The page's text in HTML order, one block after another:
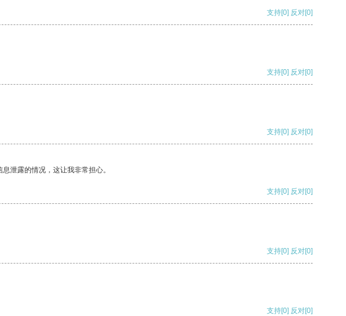
支持[0] 反对[0]
支持[0] 反对[0]
支持[0] 反对[0]
泄露的情况，这让我非常担心。
支持[0] 反对[0]
支持[0] 反对[0]
支持[0] 反对[0]